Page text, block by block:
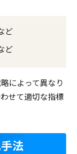
ど
ど
によって異なり
せて適切な指標
法